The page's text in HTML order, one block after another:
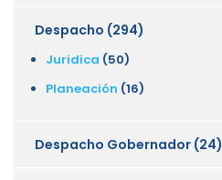
Despacho (294)
Juridica (50)
Planeación (16)
Despacho Gobernador (24)